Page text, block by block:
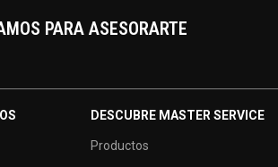
PARA ASESORARTE
DESCUBRE MASTER SERVICE
Productos